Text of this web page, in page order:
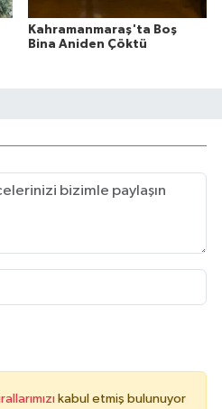
Kahramanmaraş'ta Boş
Bina Aniden Çöktü
kabul etmiş bulunuyor